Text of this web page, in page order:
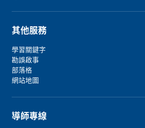
其他服務
學習關鍵字
勘誤啟事
部落格
網站地圖
導師專線